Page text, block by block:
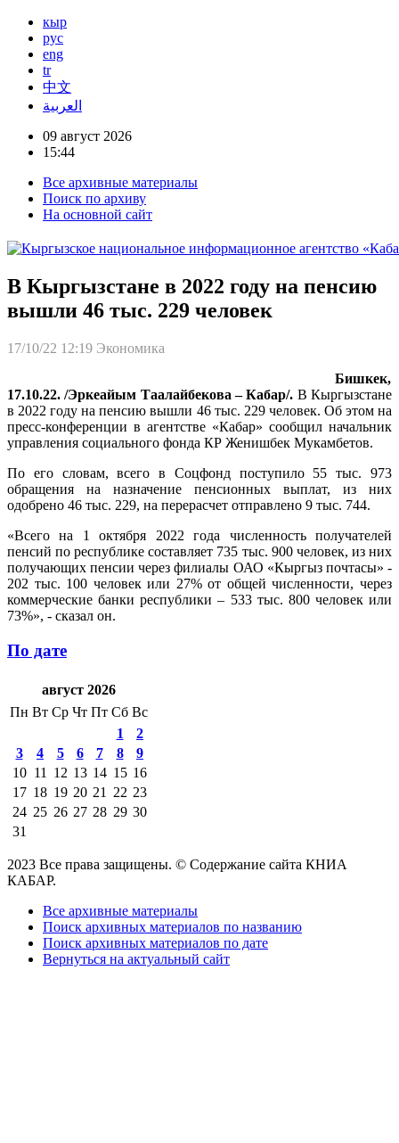
кыр
рус
eng
tr
中文
العربية
09 август 2026
15:44
Все архивные материалы
Поиск по архиву
На основной сайт
В Кыргызстане в 2022 году на пенсию
вышли 46 тыс. 229 человек
17/10/22 12:19 Экономика
Бишкек,
17.10.22. /Эркеайым Таалайбекова – Кабар/. В Кыргызстане
в 2022 году на пенсию вышли 46 тыс. 229 человек. Об этом на
пресс-конференции в агентстве «Кабар» сообщил начальник
управления социального фонда КР Женишбек Мукамбетов.
По его словам, всего в Соцфонд поступило 55 тыс. 973
обращения на назначение пенсионных выплат, из них
одобрено 46 тыс. 229, на перерасчет отправлено 9 тыс. 744.
«Всего на 1 октября 2022 года численность получателей
пенсий по республике составляет 735 тыс. 900 человек, из них
получающих пенсии через филиалы ОАО «Кыргыз почтасы» -
202 тыс. 100 человек или 27% от общей численности, через
коммерческие банки республики – 533 тыс. 800 человек или
73%», - сказал он.
По дате
август 2026
Пн Вт Ср Чт Пт Сб Вс
1
2
3
4 5 6 7 8
9
10 11 12 13 14 15 16
17 18 19 20 21 22 23
24 25 26 27 28 29 30
31
2023 Все права защищены. © Содержание сайта КНИА
КАБАР.
Все архивные материалы
Поиск архивных материалов по названию
Поиск архивных материалов по дате
Вернуться на актуальный сайт